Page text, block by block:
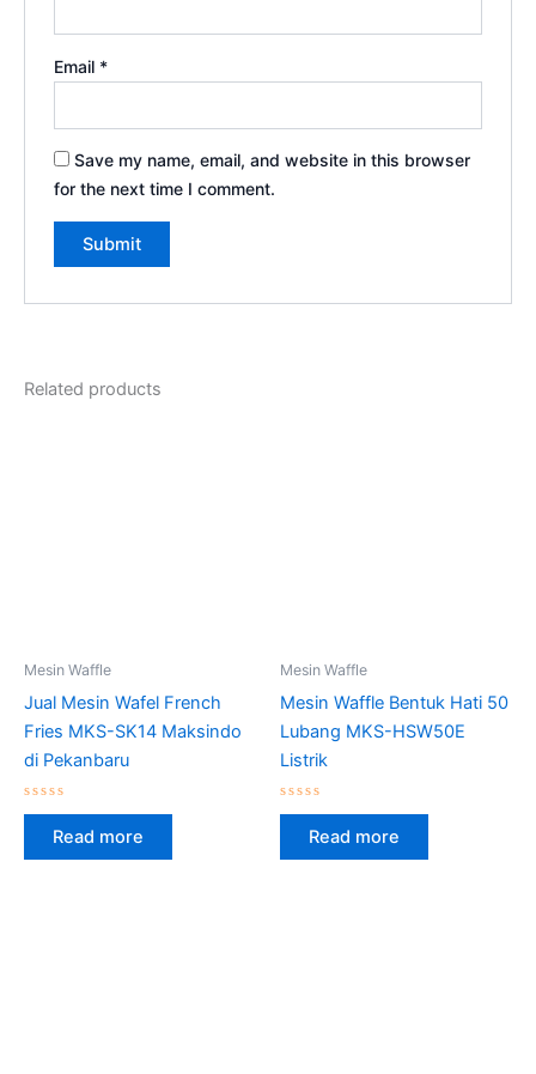
Email *
Save my name, email, and website in this browser
for the next time I comment.
Related products
Mesin Waffle
Jual Mesin Wafel French
Fries MKS-SK14 Maksindo
di Pekanbaru
Rated
Read more
Mesin Waffle
Mesin Waffle Bentuk Hati 50
Lubang MKS-HSW50E
Listrik
Rated
Read more